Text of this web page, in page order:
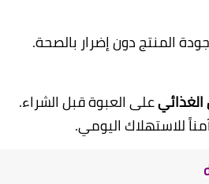
المنتج دون إضرار بالصحة.
على العبوة قبل الشراء.
للاستهلاك اليومي.